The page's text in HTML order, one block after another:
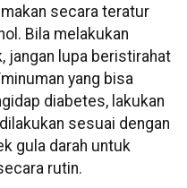
secara teratur
Bila melakukan
jangan lupa beristirahat
yang bisa
diabetes, lakukan
sesuai dengan
gula darah untuk
rutin.